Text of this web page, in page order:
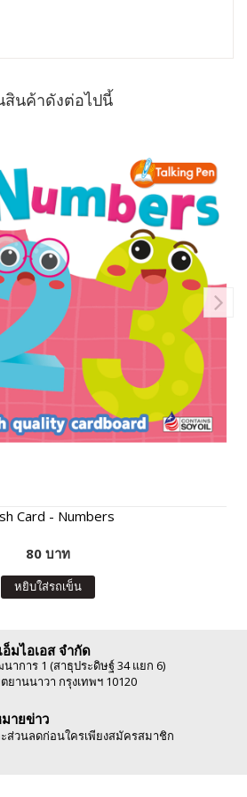
นค้าดังต่อไปนี้
Card - Numbers
80 บาท
หยิบใส่รถเข็น
มไอเอส จำกัด
าการ 1 (สาธุประดิษฐ์ 34 แยก 6)
ยานนาวา กรุงเทพฯ 10120
ายข่าว
ส่วนลดก่อนใครเพียงสมัครสมาชิก